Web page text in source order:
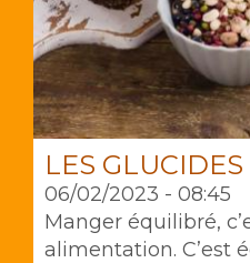
LES GLUCIDES
06/02/2023 - 08:45
Manger équilibré,
alimentation. C’est